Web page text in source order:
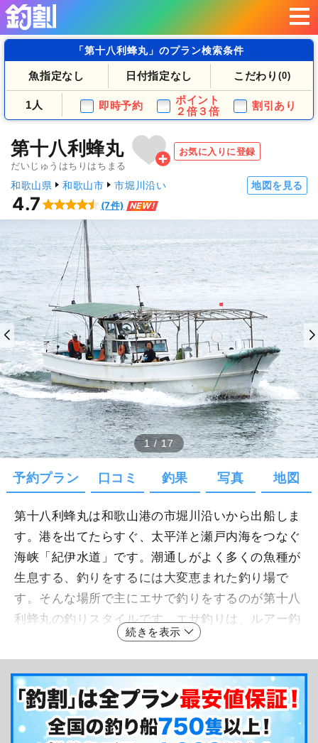
「第十八利蜂丸」のプラン検索条件
魚指定なし 日付指定なし こだわり (0)
1人 即時予約
ポイント
２倍３倍
割引あり
第十八利蜂丸
だいじゅうはちりはちまる
お気に入りに登録
和歌山県 和歌山市 市堀川沿い 地図を見る
4.7 (7件) NEW!
1/17
予約プラン 口コミ 釣果 写真 地図
第十八利蜂丸は和歌山港の市堀川沿いから出船しま
す。港を出てたらすぐ、太平洋と瀬戸内海をつなぐ
海峡「紀伊水道」です。潮通しがよく多くの魚種が
生息する、釣りをするには大変恵まれた釣り場で
す。そんな場所で主にエサで釣りをするのが第十八
利蜂丸の釣りスタイルです。エサ釣りは、ルアー釣
りと比べると難しくなく、お土産をGETできる確率
も高まります。ぜひ紀伊水道で育った美味しい魚を
釣って持ってかえりましょう！
釣り船からのメッセージ
釣りが初めての方でもお越しいただける釣り内容
続きを表示